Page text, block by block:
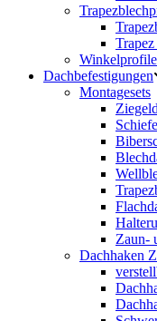
Winkelprofile
Dachbefestigungen
Montagesets
Zaun-
Dachhaken